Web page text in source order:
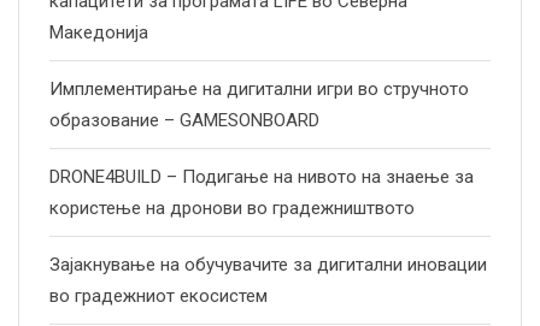
Македонија
Имплементирање на дигитални игри во стручното
образование – GAMESONBOARD
DRONE4BUILD – Подигање на нивото на знаење за
користење на дронови во градежништвото
Зајакнување на обучувачите за дигитални иновации
во градежниот екосистем